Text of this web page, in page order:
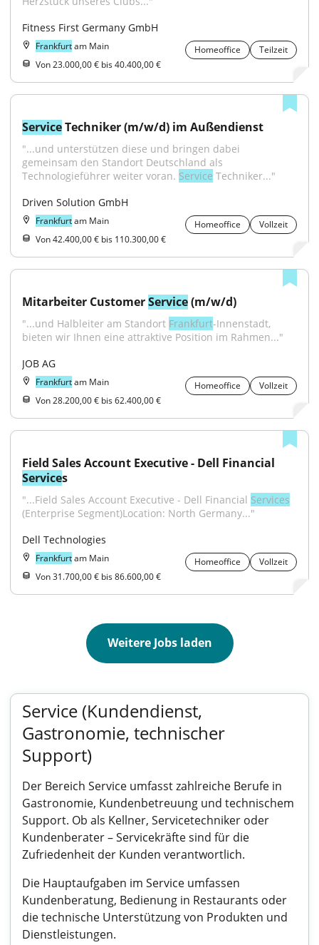
Fitness First Germany GmbH
Frankfurtam Main Homeoffice
Teilzeit
Von 23.000,00 € bis 40.400,00 €
Service Techniker (m/w/d) im Außendienst
"...und unterstützen diese und bringen dabei
gemeinsam den Standort Deutschland als
Technologieführer weiter voran. Service Techniker..."
Driven Solution GmbH
Frankfurtam Main Homeoffice
Vollzeit
Von 42.400,00 € bis 110.300,00 €
Mitarbeiter Customer Service (m/w/d)
"...und Halbleiter am Standort Frankfurt-Innenstadt,
bieten wir Ihnen eine attraktive Position im Rahmen..."
JOB AG
Frankfurtam Main Homeoffice
Vollzeit
Von 28.200,00 € bis 62.400,00 €
Services
"...Field Sales Account Executive - Dell Financial Services
(Enterprise Segment)Location: North Germany..."
Dell Technologies
Frankfurtam Main Homeoffice
Vollzeit
Von 31.700,00 € bis 86.600,00 €
Weitere Jobs laden
Service (Kundendienst,
Gastronomie, technischer
Support)
Der Bereich Service umfasst zahlreiche Berufe in
Gastronomie, Kundenbetreuung und technischem
Support. Ob als Kellner, Servicetechniker oder
Kundenberater – Servicekräfte sind für die
Zufriedenheit der Kunden verantwortlich.
Die Hauptaufgaben im Service umfassen
Kundenberatung, Bedienung in Restaurants oder
die technische Unterstützung von Produkten und
Dienstleistungen.